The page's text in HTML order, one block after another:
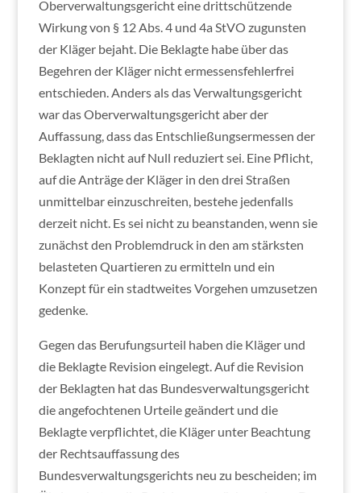
Oberverwaltungsgericht eine drittschützende
Wirkung von § 12 Abs. 4 und 4a StVO zugunsten
der Kläger bejaht. Die Beklagte habe über das
Begehren der Kläger nicht ermessensfehlerfrei
entschieden. Anders als das Verwaltungsgericht
war das Oberverwaltungsgericht aber der
Auffassung, dass das Entschließungsermessen der
Beklagten nicht auf Null reduziert sei. Eine Pflicht,
auf die Anträge der Kläger in den drei Straßen
unmittelbar einzuschreiten, bestehe jedenfalls
derzeit nicht. Es sei nicht zu beanstanden, wenn sie
zunächst den Problemdruck in den am stärksten
belasteten Quartieren zu ermitteln und ein
Konzept für ein stadtweites Vorgehen umzusetzen
gedenke.
Gegen das Berufungsurteil haben die Kläger und
die Beklagte Revision eingelegt. Auf die Revision
der Beklagten hat das Bundesverwaltungsgericht
die angefochtenen Urteile geändert und die
Beklagte verpflichtet, die Kläger unter Beachtung
der Rechtsauffassung des
Bundesverwaltungsgerichts neu zu bescheiden; im